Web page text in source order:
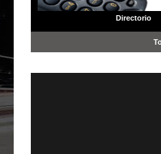
Directorio